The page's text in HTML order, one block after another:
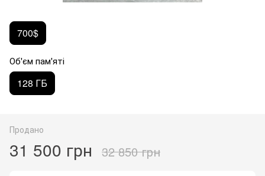
700$
Об'єм пам'яті
128 ГБ
Продано
31 500 грн 32 850 грн